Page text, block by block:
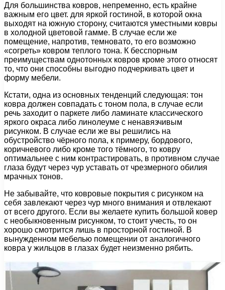
Для большинства ковров, непременно, есть крайне
важным его цвет. для яркой гостиной, в которой окна
выходят на южную сторону, считаются уместными ковры
в холодной цветовой гамме. В случае если же
помещение, напротив, темновато, то его возможно
«согреть» ковром теплого тона. К бесспорным
преимуществам однотонных ковров кроме этого относят
то, что они способны выгодно подчеркивать цвет и
форму мебели.
Кстати, одна из основных тенденций следующая: тон
ковра должен совпадать с тоном пола, в случае если
речь заходит о паркете либо ламинате классического
яркого окраса либо линолеуме с ненавязчивым
рисунком. В случае если же вы решились на
обустройство чёрного пола, к примеру, бордового,
коричневого либо кроме того тёмного, то ковру
оптимальнее с ним контрастировать, в противном случае
глаза будут через чур уставать от чрезмерного обилия
мрачных тонов.
Не забывайте, что ковровые покрытия с рисунком на
себя завлекают через чур много внимания и отвлекают
от всего другого. Если вы желаете купить большой ковер
с необыкновенным рисунком, то стоит учесть, то он
хорошо смотрится лишь в просторной гостиной. В
вынужденном мебелью помещении от аналогичного
ковра у жильцов в глазах будет неизменно рябить.